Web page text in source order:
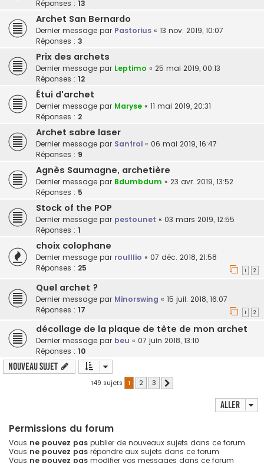
Réponses : 13
Archet San Bernardo
Dernier message par Pastorius « 13 nov. 2019, 10:07
Réponses : 3
Prix des archets
Dernier message par Leptimo « 25 mai 2019, 00:13
Réponses : 12
Étui d'archet
Dernier message par Maryse « 11 mai 2019, 20:31
Réponses : 2
Archet sabre laser
Dernier message par Sanfroi « 06 mai 2019, 16:47
Réponses : 9
Agnès Saumagne, archetière
Dernier message par Bdumbdum « 23 avr. 2019, 13:52
Réponses : 5
Stock of the POP
Dernier message par pestounet « 03 mars 2019, 12:55
Réponses : 1
choix colophane
Dernier message par roulllio « 07 déc. 2018, 21:58
Réponses : 25 1 2
Quel archet ?
Dernier message par Minorswing « 15 juil. 2018, 16:07
Réponses : 17 1 2
décollage de la plaque de tête de mon archet
Dernier message par beu « 07 juin 2018, 13:10
Réponses : 10
Nouveau sujet
149 sujets 1 2 3
Aller
Permissions du forum
Vous ne pouvez pas publier de nouveaux sujets dans ce forum
Vous ne pouvez pas répondre aux sujets dans ce forum
Vous ne pouvez pas modifier vos messages dans ce forum